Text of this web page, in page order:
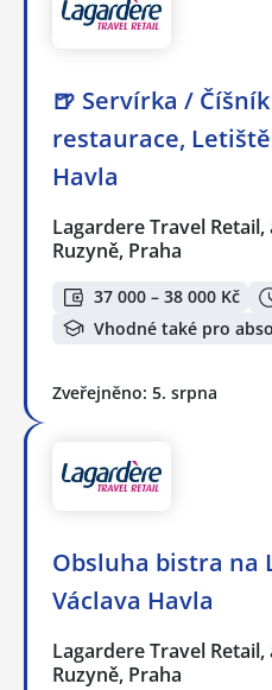
🍺 Servírka /
restaurace,
Havla
Lagardere Travel Retail,
Ruzyně, Praha
37 000 – 38 000 Kč
Vhodné také pro
Zveřejněno: 5. srpna
Obsluha bistra na
Václava Havla
Lagardere Travel Retail,
Ruzyně, Praha